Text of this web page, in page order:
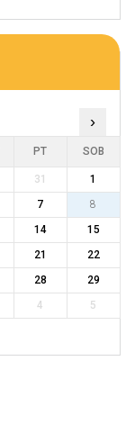
›
PT SOB
31
1
7
8
14
15
21
22
28
29
4 5